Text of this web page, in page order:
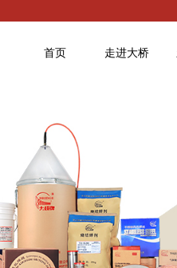
首页 走进大桥